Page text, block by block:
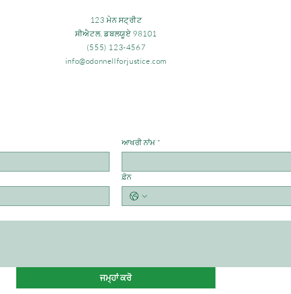
123 ਮੇਨ ਸਟ੍ਰੀਟ
ਸੀਐਟਲ, ਡਬਲਯੂਏ 98101
(555) 123-4567
info@odonnellforjustice.com
ਆਖਰੀ ਨਾਂਮ *
ਫ਼ੋਨ
ਜਮ੍ਹਾਂ ਕਰੋ